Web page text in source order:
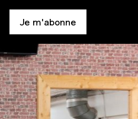
Je m'abonne